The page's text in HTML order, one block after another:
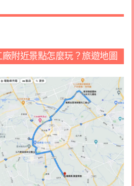
附近景點怎麼玩？旅遊地圖